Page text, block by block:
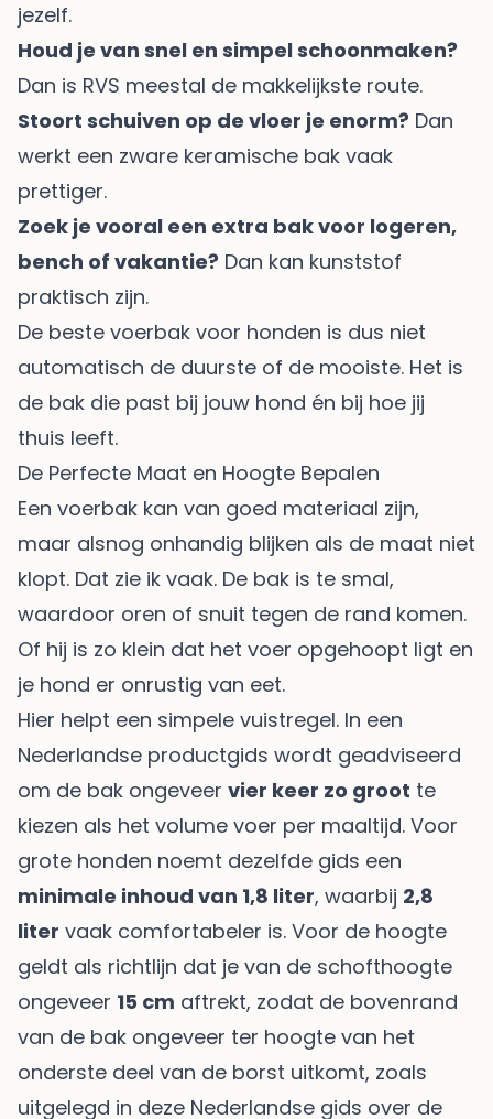
jezelf.
Houd je van snel en simpel schoonmaken?
Dan is RVS meestal de makkelijkste route.
Stoort schuiven op de vloer je enorm? Dan
werkt een zware keramische bak vaak
prettiger.
Zoek je vooral een extra bak voor logeren,
bench of vakantie? Dan kan kunststof
praktisch zijn.
De beste voerbak voor honden is dus niet
automatisch de duurste of de mooiste. Het is
de bak die past bij jouw hond én bij hoe jij
thuis leeft.
De Perfecte Maat en Hoogte Bepalen
Een voerbak kan van goed materiaal zijn,
maar alsnog onhandig blijken als de maat niet
klopt. Dat zie ik vaak. De bak is te smal,
waardoor oren of snuit tegen de rand komen.
Of hij is zo klein dat het voer opgehoopt ligt en
je hond er onrustig van eet.
Hier helpt een simpele vuistregel. In een
Nederlandse productgids wordt geadviseerd
om de bak ongeveer vier keer zo groot te
kiezen als het volume voer per maaltijd. Voor
grote honden noemt dezelfde gids een
minimale inhoud van 1,8 liter, waarbij 2,8
liter vaak comfortabeler is. Voor de hoogte
geldt als richtlijn dat je van de schofthoogte
ongeveer 15 cm aftrekt, zodat de bovenrand
van de bak ongeveer ter hoogte van het
onderste deel van de borst uitkomt, zoals
uitgelegd in deze Nederlandse gids over de